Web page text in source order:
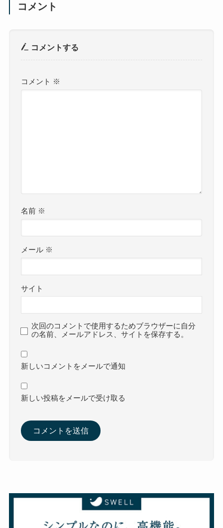
コメント
コメントする
コメント ※
名前 ※
メール ※
サイト
次回のコメントで使用するためブラウザーに自分
の名前、メールアドレス、サイトを保存する。
新しいコメントをメールで通知
新しい投稿をメールで受け取る